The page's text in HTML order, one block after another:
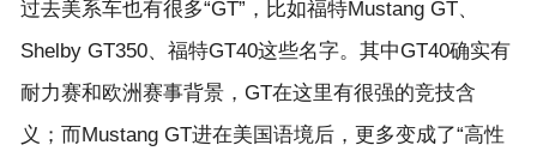
过去美系车也有很多“GT”，比如福特Mustang GT、
Shelby GT350、福特GT40这些名字。其中GT40确实有
耐力赛和欧洲赛事背景，GT在这里有很强的竞技含
义；而Mustang GT进在美国语境后，更多变成了“高性